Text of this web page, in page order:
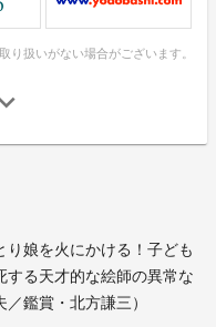
り扱いがない場合がございます。
娘を火にかける！子ども
する天才的な絵師の異常な
鑑賞・北方謙三）